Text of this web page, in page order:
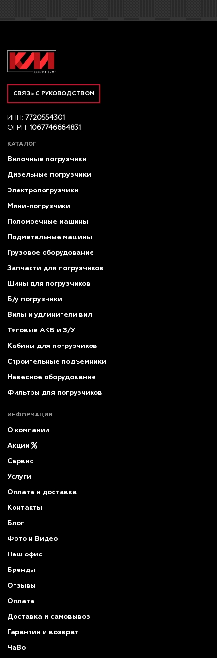
СВЯЗЬ С РУКОВОДСТВОМ
ИНН: 7720554301
ОГРН: 1067746664831
КАТАЛОГ
Вилочные погрузчики
Дизельные погрузчики
Электропогрузчики
Мини-погрузчики
Поломоечные машины
Подметальные машины
Грузовое оборудование
Запчасти для погрузчиков
Шины для погрузчиков
Б/у погрузчики
Вилы и удлинители вил
Тяговые АКБ и З/У
Кабины для погрузчиков
Строительные подъемники
Навесное оборудование
Фильтры для погрузчиков
ИНФОРМАЦИЯ
О компании
Акции
Сервис
Услуги
Оплата и доставка
Контакты
Блог
Фото и Видео
Наш офис
Бренды
Отзывы
Оплата
Доставка и самовывоз
Гарантии и возврат
ЧаВо